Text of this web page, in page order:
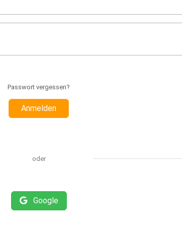
Passwort vergessen?
Anmelden
oder
Google